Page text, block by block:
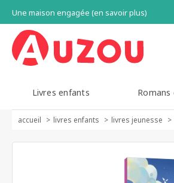
Une maison engagée (en savoir plus)
Livres enfants Romans
accueil livres enfants livres jeunesse